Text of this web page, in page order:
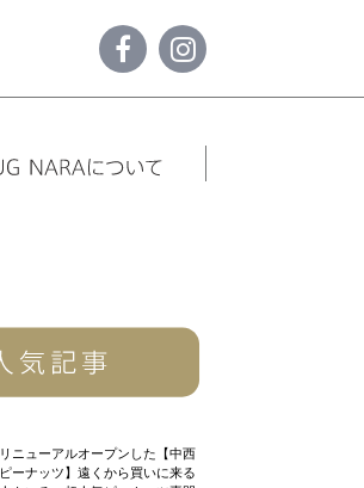
リニューアルオープンした【中西
ピーナッツ】遠くから買いに来る